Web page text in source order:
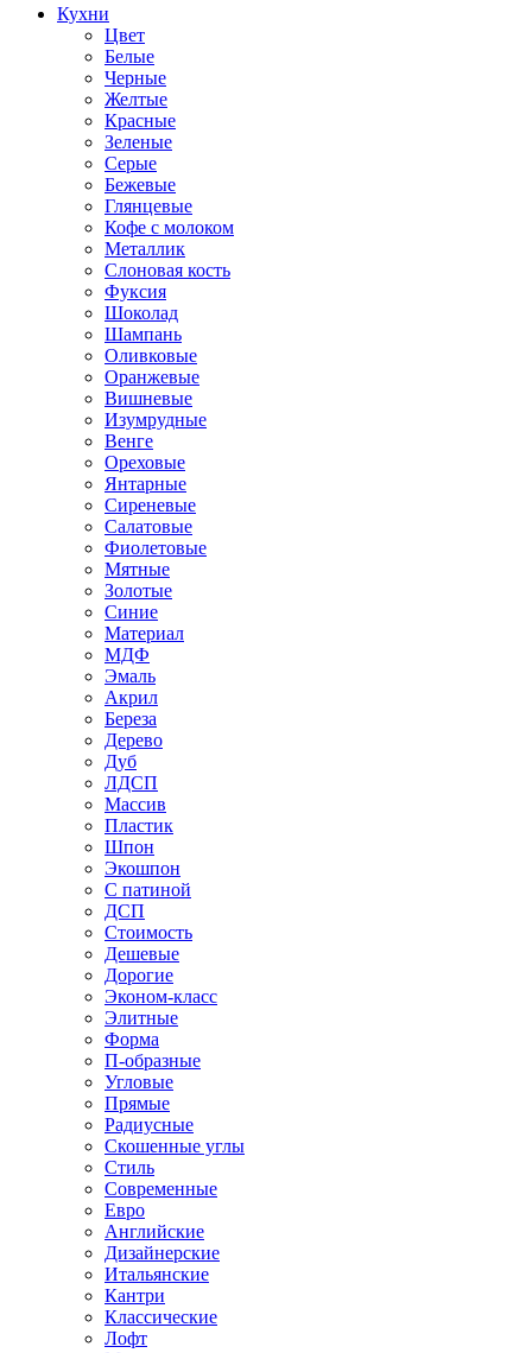
Кухни
Цвет
Белые
Черные
Желтые
Красные
Зеленые
Серые
Бежевые
Глянцевые
Кофе с молоком
Металлик
Слоновая кость
Фуксия
Шоколад
Шампань
Оливковые
Оранжевые
Вишневые
Изумрудные
Венге
Ореховые
Янтарные
Сиреневые
Салатовые
Фиолетовые
Мятные
Золотые
Синие
Материал
МДФ
Эмаль
Акрил
Береза
Дерево
Дуб
ЛДСП
Массив
Пластик
Шпон
Экошпон
С патиной
ДСП
Стоимость
Дешевые
Дорогие
Эконом-класс
Элитные
Форма
П-образные
Угловые
Прямые
Радиусные
Скошенные углы
Стиль
Современные
Евро
Английские
Дизайнерские
Итальянские
Кантри
Классические
Лофт